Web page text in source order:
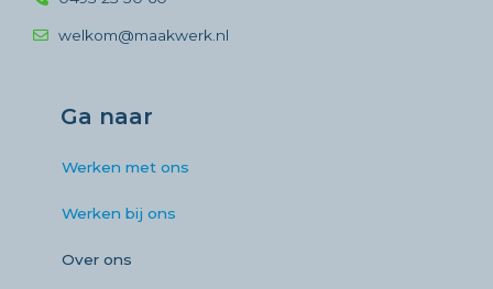
welkom@maakwerk.nl
Ga naar
Werken met ons
Werken bij ons
Over ons